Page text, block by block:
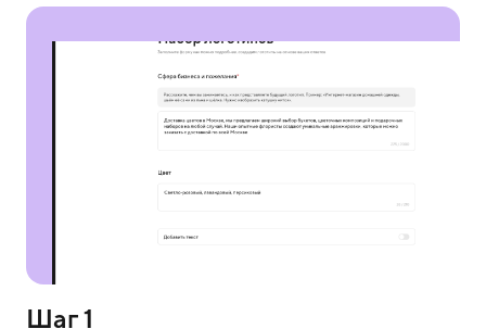
Шаг 1